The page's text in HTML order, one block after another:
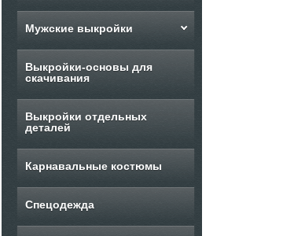
Мужские выкройки
Выкройки-основы для
скачивания
Выкройки отдельных
деталей
Карнавальные костюмы
Спецодежда